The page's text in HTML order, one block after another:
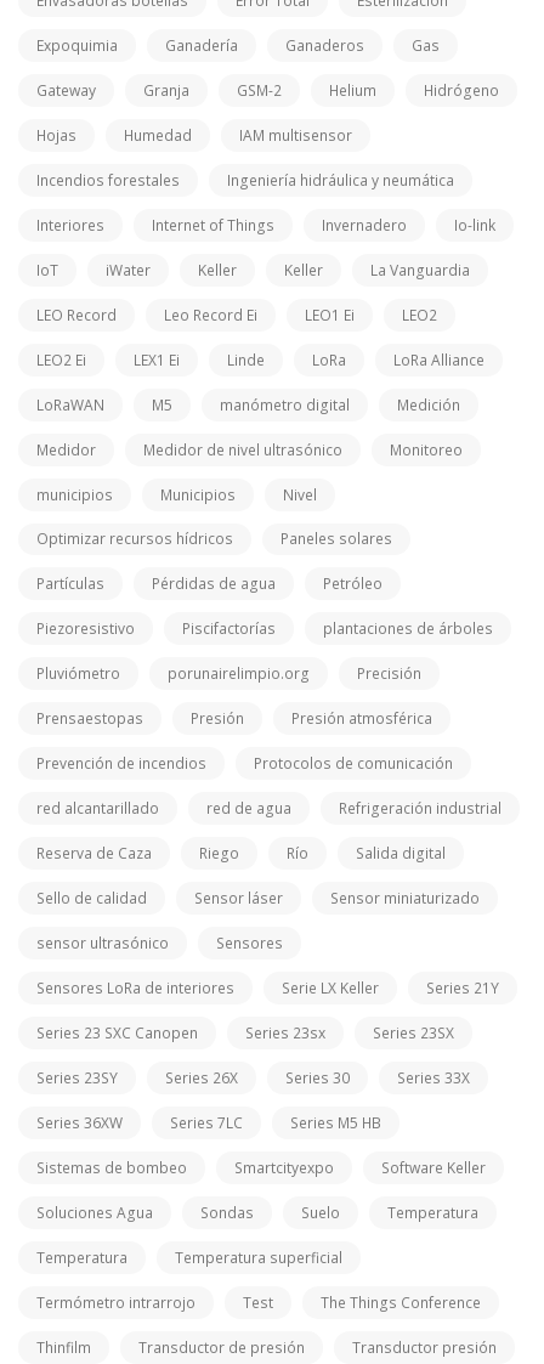
Expoquimia Ganadería Ganaderos Gas
Gateway Granja GSM-2 Helium Hidrógeno
Hojas Humedad IAM multisensor
Incendios forestales Ingeniería hidráulica y neumática
Interiores Internet of Things Invernadero Io-link
IoT iWater Keller Keller La Vanguardia
LEO Record Leo Record Ei LEO1 Ei LEO2
LEO2 Ei LEX1 Ei Linde LoRa LoRa Alliance
LoRaWAN M5 manómetro digital Medición
Medidor Medidor de nivel ultrasónico Monitoreo
municipios Municipios Nivel
Optimizar recursos hídricos Paneles solares
Partículas Pérdidas de agua Petróleo
Piezoresistivo Piscifactorías plantaciones de árboles
Pluviómetro porunairelimpio.org Precisión
Prensaestopas Presión Presión atmosférica
Prevención de incendios Protocolos de comunicación
red alcantarillado red de agua Refrigeración industrial
Reserva de Caza Riego Río Salida digital
Sello de calidad Sensor láser Sensor miniaturizado
sensor ultrasónico Sensores
Sensores LoRa de interiores Serie LX Keller Series 21Y
Series 23 SXC Canopen Series 23sx Series 23SX
Series 23SY Series 26X Series 30 Series 33X
Series 36XW Series 7LC Series M5 HB
Sistemas de bombeo Smartcityexpo Software Keller
Soluciones Agua Sondas Suelo Temperatura
Temperatura Temperatura superficial
Termómetro intrarrojo Test The Things Conference
Thinfilm Transductor de presión Transductor presión